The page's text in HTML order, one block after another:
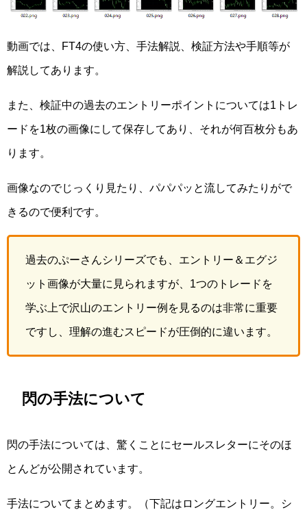
動画では、FT4の使い方、手法解説、検証方法や手順等が
解説してあります。
また、検証中の過去のエントリーポイントについては1トレ
ードを1枚の画像にして保存してあり、それが何百枚分もあ
ります。
画像なのでじっくり見たり、パパパッと流してみたりがで
きるので便利です。
過去のぷーさんシリーズでも、エントリー＆エグジ
ット画像が大量に見られますが、1つのトレードを
学ぶ上で沢山のエントリー例を見るのは非常に重要
ですし、理解の進むスピードが圧倒的に違います。
閃の手法について
閃の手法については、驚くことにセールスレターにそのほ
とんどが公開されています。
手法についてまとめます。（下記はロングエントリー。シ